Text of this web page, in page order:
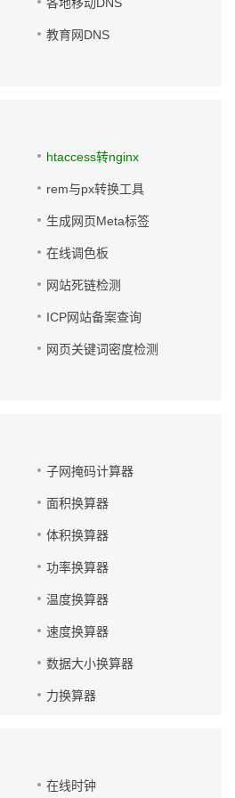
教育网DNS
htaccess转nginx
rem与px转换工具
生成网页Meta标签
在线调色板
网站死链检测
ICP网站备案查询
网页关键词密度检测
子网掩码计算器
面积换算器
体积换算器
功率换算器
温度换算器
速度换算器
数据大小换算器
力换算器
在线时钟